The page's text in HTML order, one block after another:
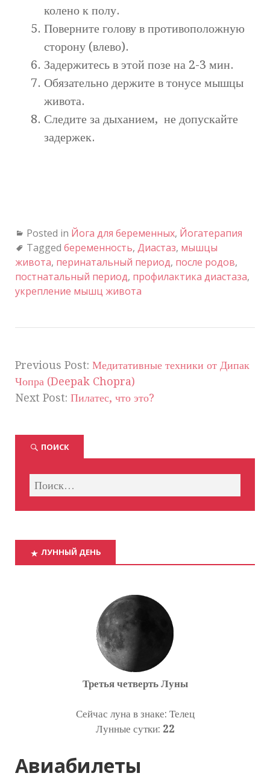
колено к полу.
Поверните голову в противоположную
сторону (влево).
Задержитесь в этой позе на 2-3 мин.
Обязательно держите в тонусе мышцы
живота.
Следите за дыханием, не допускайте
задержек.
Posted in Йога для беременных, Йогатерапия
Tagged беременность, Диастаз, мышцы
живота, перинатальный период, после родов,
постнатальный период, профилактика диастаза,
укрепление мышц живота
Previous Post: Медитативные техники от Дипак
Чопра (Deepak Chopra)
Next Post: Пилатес, что это?
ПОИСК
ЛУННЫЙ ДЕНЬ
Третья четверть Луны
Сейчас луна в знаке: Телец
Лунные сутки: 22
Авиабилеты